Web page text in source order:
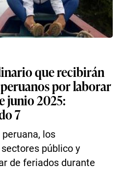
que recibirán
por laborar
junio 2025:
7
los
público y
de feriados durante